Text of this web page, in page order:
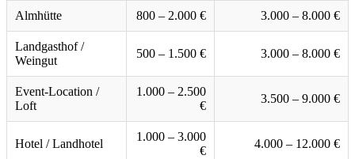
Almhütte 800 – 2.000 € 3.000 – 8.000 €
Landgasthof /
Weingut
500 – 1.500 € 3.000 – 8.000 €
Event-Location /
Loft
1.000 – 2.500
€
3.500 – 9.000 €
Hotel / Landhotel
1.000 – 3.000
€
4.000 – 12.000 €